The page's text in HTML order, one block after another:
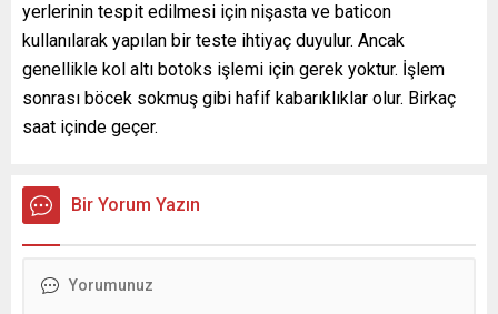
yerlerinin tespit edilmesi için nişasta ve baticon
kullanılarak yapılan bir teste ihtiyaç duyulur. Ancak
genellikle kol altı botoks işlemi için gerek yoktur. İşlem
sonrası böcek sokmuş gibi hafif kabarıklıklar olur. Birkaç
saat içinde geçer.
Bir Yorum Yazın